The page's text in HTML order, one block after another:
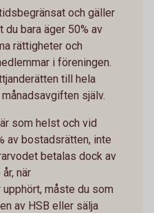
och gäller
du bara äger 50% av
rättigheter och
i föreningen.
till hela
själv.
som helst och vid
av bostadsrätten, inte
betalas dock av
när
måste du som
av HSB eller sälja